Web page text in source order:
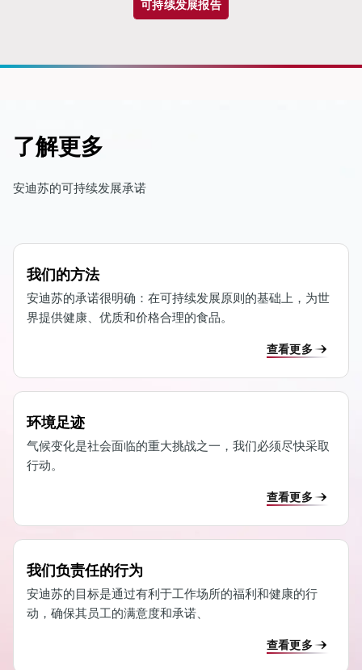
可持续发展报告
了解更多
安迪苏的可持续发展承诺
我们的方法
安迪苏的承诺很明确：在可持续发展原则的基础上，为世
界提供健康、优质和价格合理的食品。
查看更多
环境足迹
气候变化是社会面临的重大挑战之一，我们必须尽快采取
行动。
查看更多
我们负责任的行为
安迪苏的目标是通过有利于工作场所的福利和健康的行
动，确保其员工的满意度和承诺、
查看更多